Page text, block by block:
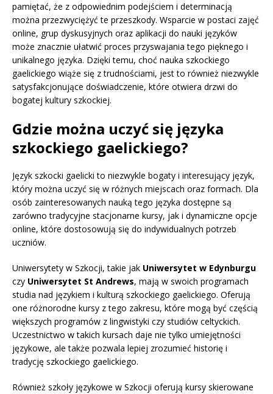
pamiętać, że z odpowiednim podejściem i determinacją
można przezwyciężyć te przeszkody. Wsparcie w postaci zajęć
online, grup dyskusyjnych oraz aplikacji do nauki języków
może znacznie ułatwić proces przyswajania tego pięknego i
unikalnego języka. Dzięki temu, choć nauka szkockiego
gaelickiego wiąże się z trudnościami, jest to również niezwykle
satysfakcjonujące doświadczenie, które otwiera drzwi do
bogatej kultury szkockiej.
Gdzie można uczyć się języka
szkockiego gaelickiego?
Język szkocki gaelicki to niezwykle bogaty i interesujący język,
który można uczyć się w różnych miejscach oraz formach. Dla
osób zainteresowanych nauką tego języka dostępne są
zarówno tradycyjne stacjonarne kursy, jak i dynamiczne opcje
online, które dostosowują się do indywidualnych potrzeb
uczniów.
Uniwersytety w Szkocji, takie jak Uniwersytet w Edynburgu
czy Uniwersytet St Andrews, mają w swoich programach
studia nad językiem i kulturą szkockiego gaelickiego. Oferują
one różnorodne kursy z tego zakresu, które mogą być częścią
większych programów z lingwistyki czy studiów celtyckich.
Uczestnictwo w takich kursach daje nie tylko umiejętności
językowe, ale także pozwala lepiej zrozumieć historię i
tradycję szkockiego gaelickiego.
Również szkoły językowe w Szkocji oferują kursy skierowane